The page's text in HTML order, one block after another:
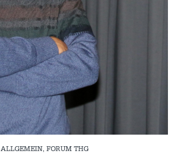
ALLGEMEIN, FORUM THG